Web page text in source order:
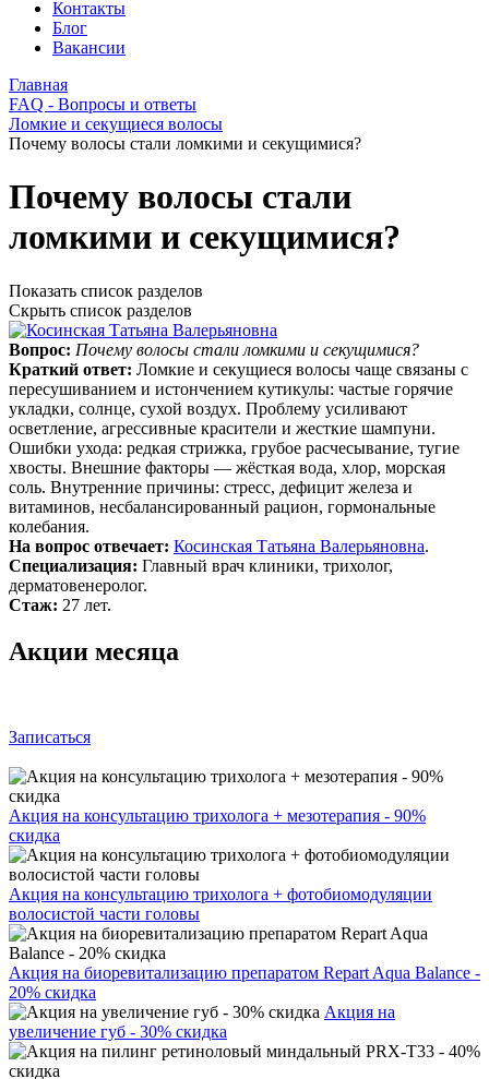
Контакты
Блог
Вакансии
Главная
FAQ - Вопросы и ответы
Ломкие и секущиеся волосы
Почему волосы стали ломкими и секущимися?
Почему волосы стали
ломкими и секущимися?
Показать список разделов
Скрыть список разделов
Вопрос: Почему волосы стали ломкими и секущимися?
Краткий ответ: Ломкие и секущиеся волосы чаще связаны с
пересушиванием и истончением кутикулы: частые горячие
укладки, солнце, сухой воздух. Проблему усиливают
осветление, агрессивные красители и жесткие шампуни.
Ошибки ухода: редкая стрижка, грубое расчесывание, тугие
хвосты. Внешние факторы — жёсткая вода, хлор, морская
соль. Внутренние причины: стресс, дефицит железа и
витаминов, несбалансированный рацион, гормональные
колебания.
На вопрос отвечает: Косинская Татьяна Валерьяновна.
Специализация: Главный врач клиники, трихолог,
дерматовенеролог.
Стаж: 27 лет.
Акции месяца
Записаться
Акция на консультацию трихолога + мезотерапия - 90%
скидка
Акция на консультацию трихолога + фотобиомодуляции
волосистой части головы
Акция на биоревитализацию препаратом Repart Aqua Balance -
20% скидка
Акция на
увеличение губ - 30% скидка